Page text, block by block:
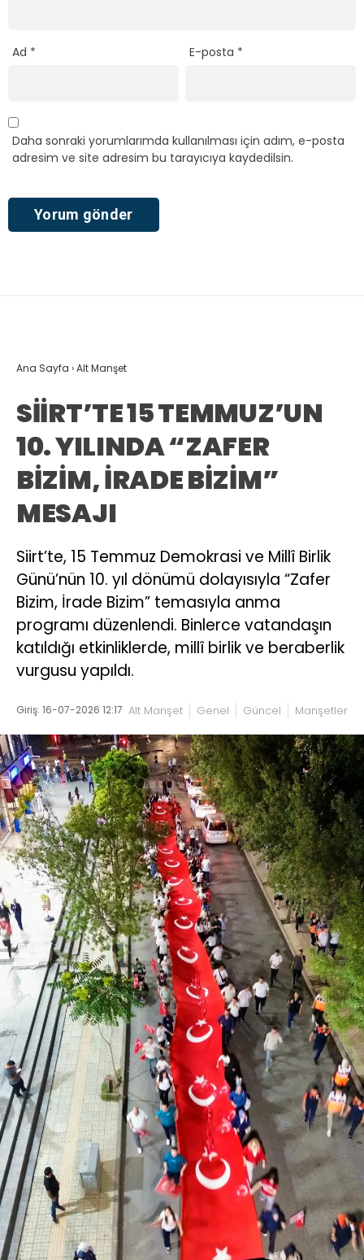
Ad * E-posta *
Daha sonraki yorumlarımda kullanılması için adım, e-posta
adresim ve site adresim bu tarayıcıya kaydedilsin.
Ana Sayfa ›Alt Manşet
SİİRT’TE 15 TEMMUZ’UN
10. YILINDA “ZAFER
BİZİM, İRADE BİZİM”
MESAJI
Siirt’te, 15 Temmuz Demokrasi ve Millî Birlik
Günü’nün 10. yıl dönümü dolayısıyla “Zafer
Bizim, İrade Bizim” temasıyla anma
programı düzenlendi. Binlerce vatandaşın
katıldığı etkinliklerde, millî birlik ve beraberlik
vurgusu yapıldı.
Giriş: 16-07-2026 12:17 Alt Manşet Genel Güncel Manşetler